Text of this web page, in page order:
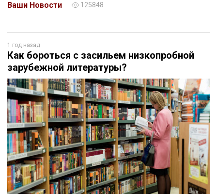
Ваши Новости
125848
1 год назад
Как бороться с засильем низкопробной
зарубежной литературы?